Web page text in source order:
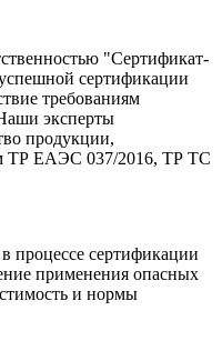
"Сертификат-
сертификации
требованиям
эксперты
продукции,
ТР ЕАЭС 037/2016, ТР ТС
сертификации
применения опасных
и нормы